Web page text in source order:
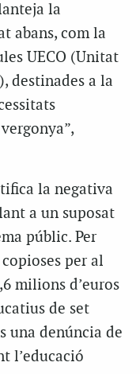
la
abans, com la
UECO (Unitat
destinades a la
la negativa
a un suposat
públic. Per
per al
milions d’euros
de set
una denúncia de
l’educació